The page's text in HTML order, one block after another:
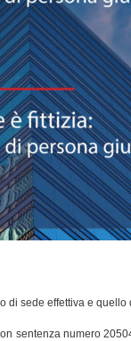
di sede effettiva e quello
sentenza numero